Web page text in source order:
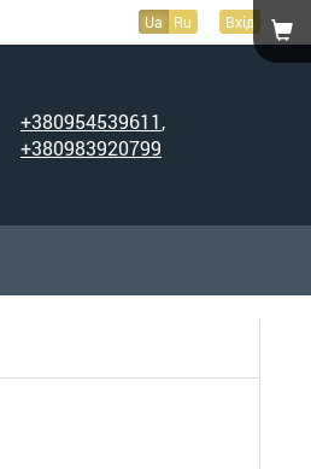
Ua Ru Вхід
+380954539611,
+380983920799